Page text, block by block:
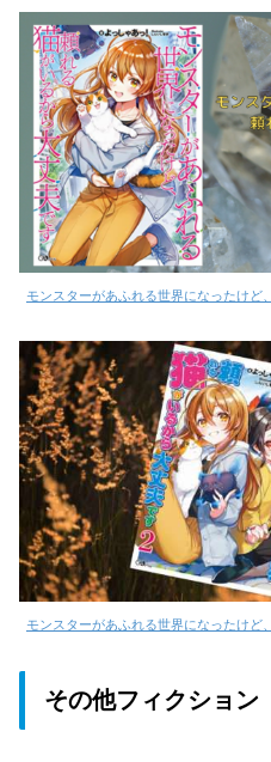
モンスターがあふれる世界になったけど
モンスターがあふれる世界になったけど
その他フィクション